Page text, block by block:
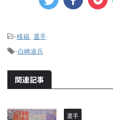
-移籍 選手
-白崎凌兵
関連記事
選手